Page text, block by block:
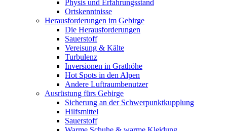
Physis und Erfahrungsstand
Ortskenntnisse
Herausforderungen im Gebirge
Die Herausforderungen
Sauerstoff
Vereisung & Kälte
Turbulenz
Inversionen in Grathöhe
Hot Spots in den Alpen
Andere Luftraumbenutzer
Ausrüstung fürs Gebirge
Sicherung an der Schwerpunktkupplung
Hilfsmittel
Sauerstoff